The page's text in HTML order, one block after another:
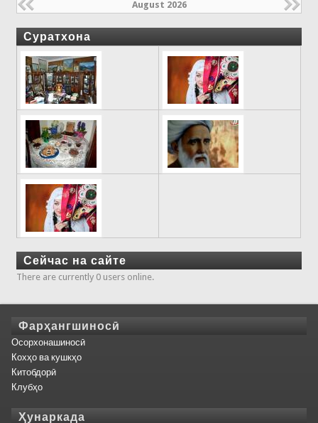
August 2026
Суратхона
Сейчас на сайте
There are currently 0 users online.
Фарҳангшиносӣ
Осорхонашиносӣ
Кохҳо ва кушкҳо
Китобдорӣ
Клубҳо
Ҳунаркада